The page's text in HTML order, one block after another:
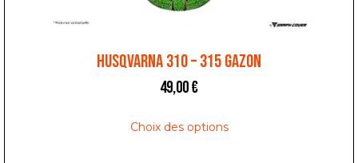
HUSQVARNA 310 – 315 GAZON
49,00€
Choix des options